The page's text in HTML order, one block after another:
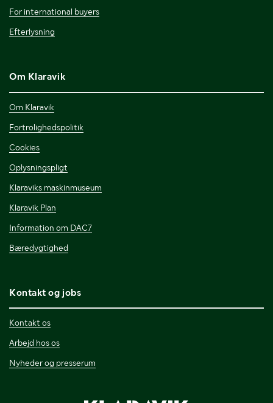
For international buyers
Efterlysning
Om Klaravik
Om Klaravik
Fortrolighedspolitik
Cookies
Oplysningspligt
Klaraviks maskinmuseum
Klaravik Plan
Information om DAC7
Bæredygtighed
Kontakt og jobs
Kontakt os
Arbejd hos os
Nyheder og presserum